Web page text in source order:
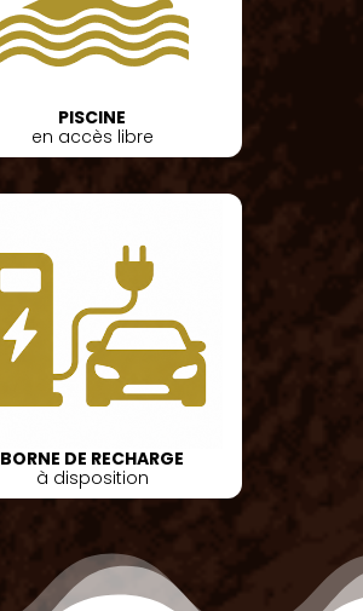
PISCINE
en accès libre
BORNE DE RECHARGE
à disposition